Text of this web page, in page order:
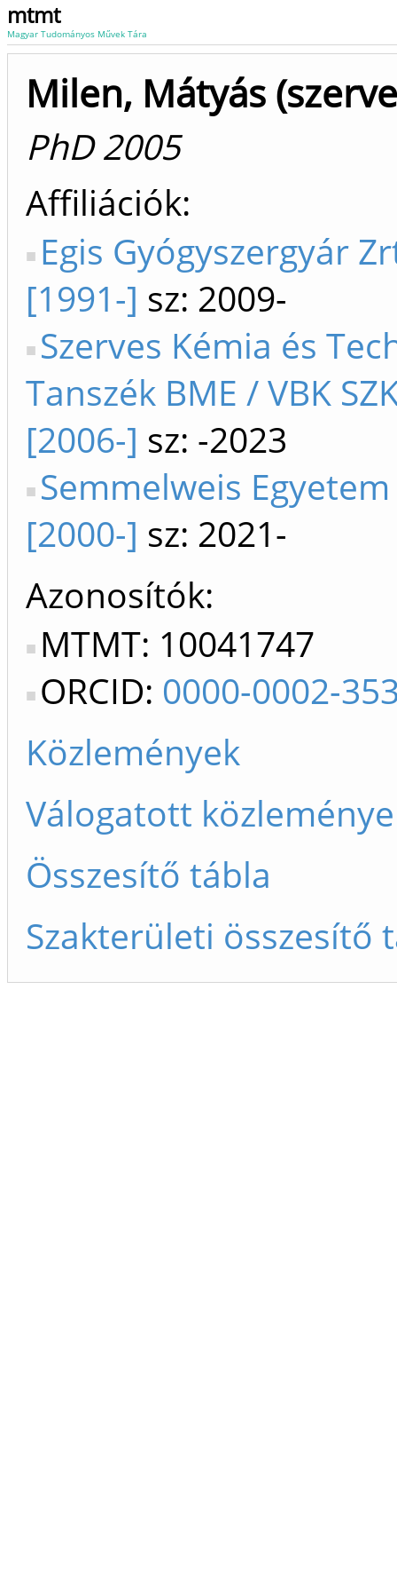
mtmt
Magyar Tudományos Művek Tára
Milen, Mátyás
PhD 2005
Affiliációk
Egis Gyógyszergyár
[1991-] sz: 2009-
Szerves Kémia és
Tanszék BME / VBK
[2006-] sz: -2023
Semmelweis Egyetem
[2000-] sz: 2021-
Azonosítók
MTMT: 10041747
ORCID: 0000-0002-
Közlemények
Válogatott
Összesítő tábla
Szakterületi összesítő